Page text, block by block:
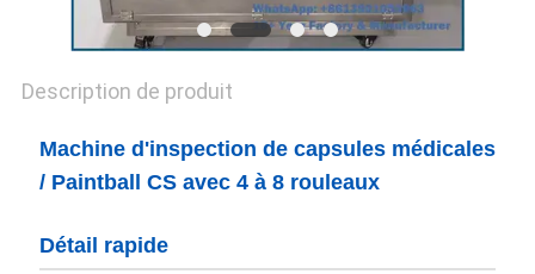
POLICY
Description de produit
Machine d'inspection de capsules médicales
/ Paintball CS avec 4 à 8 rouleaux
Détail rapide